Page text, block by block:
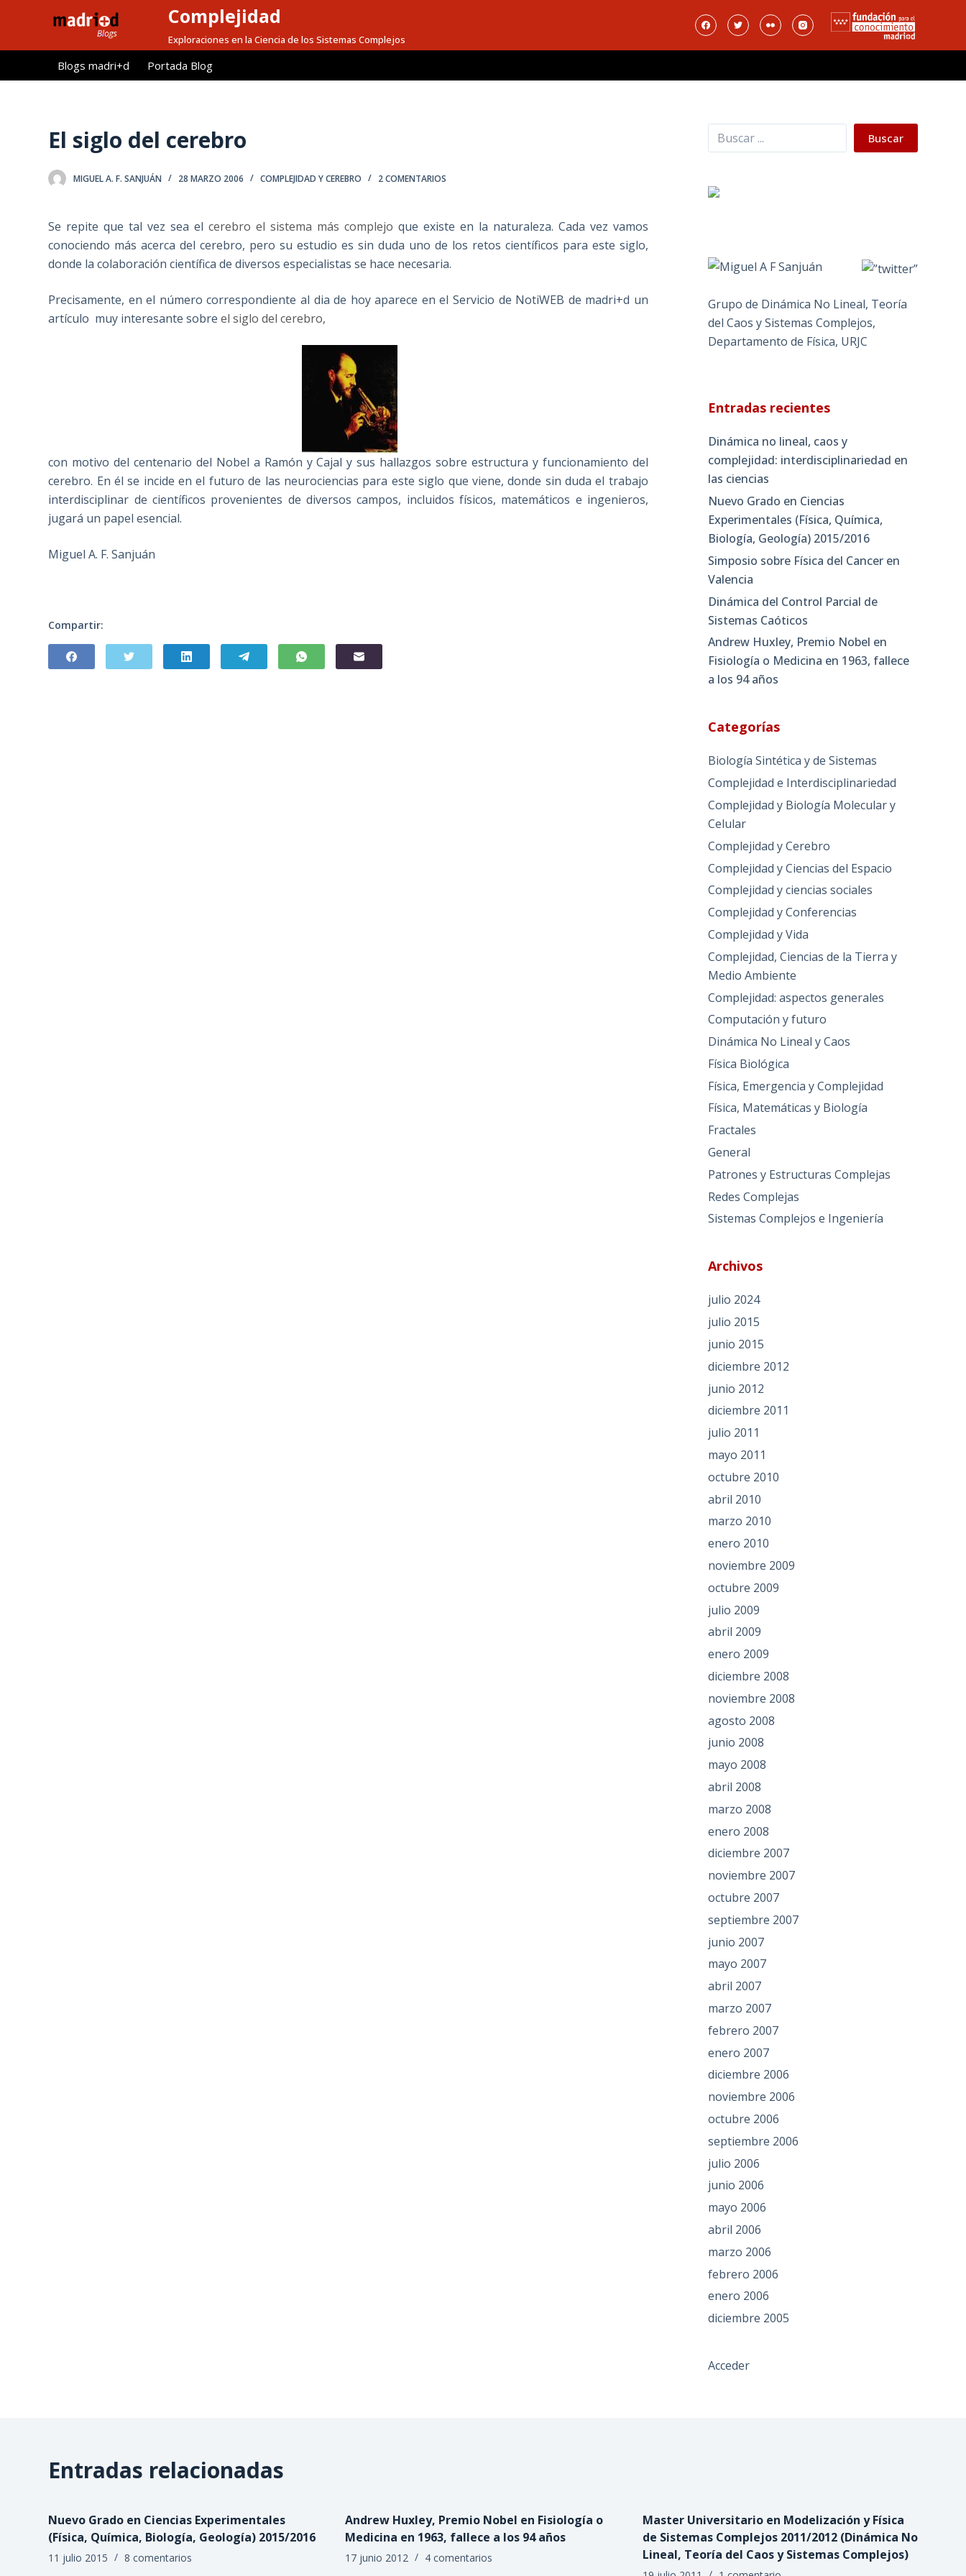
l
Complejidad
Exploraciones en la Ciencia de los Sistemas Complejos
Blogs madri+d Portada Blog
El siglo del cerebro
MIGUEL A. F. SANJUÁN 28 MARZO 2006 COMPLEJIDAD Y CEREBRO 2 COMENTARIOS
Se repite que tal vez sea elcerebro el sistema más complejo que existe en la naturaleza. Cada vez vamos
conociendo más acerca del cerebro, pero su estudio es sin duda uno de los retos científicos para este siglo,
donde la colaboración científica de diversos especialistas se hace necesaria.
Precisamente, en el número correspondiente al dia de hoy aparece en el Servicio de NotiWEB de madri+d un
artículo muy interesante sobreel siglo del cerebro,
con motivo del centenario del Nobel a Ramón y Cajal y sus hallazgos sobre estructura y funcionamiento del
cerebro. En él se incide en el futuro de las neurociencias para este siglo que viene, donde sin duda el trabajo
interdisciplinar de científicos provenientes de diversos campos, incluidos físicos, matemáticos e ingenieros,
jugará un papel esencial.
Miguel A. F. Sanjuán
Compartir:
Buscar Buscar
Grupo de Dinámica No Lineal, Teoría
del Caos y Sistemas Complejos,
Departamento de Física, URJC
Entradas recientes
Dinámica no lineal, caos y
complejidad: interdisciplinariedad en
las ciencias
Nuevo Grado en Ciencias
Experimentales (Física, Química,
Biología, Geología) 2015/2016
Simposio sobre Física del Cancer en
Valencia
Dinámica del Control Parcial de
Sistemas Caóticos
Andrew Huxley, Premio Nobel en
Fisiología o Medicina en 1963, fallece
a los 94 años
Categorías
Biología Sintética y de Sistemas
Complejidad e Interdisciplinariedad
Complejidad y Biología Molecular y
Celular
Complejidad y Cerebro
Complejidad y Ciencias del Espacio
Complejidad y ciencias sociales
Complejidad y Conferencias
Complejidad y Vida
Complejidad, Ciencias de la Tierra y
Medio Ambiente
Complejidad: aspectos generales
Computación y futuro
Dinámica No Lineal y Caos
Física Biológica
Física, Emergencia y Complejidad
Física, Matemáticas y Biología
Fractales
General
Patrones y Estructuras Complejas
Redes Complejas
Sistemas Complejos e Ingeniería
Archivos
julio 2024
julio 2015
junio 2015
diciembre 2012
junio 2012
diciembre 2011
julio 2011
mayo 2011
octubre 2010
abril 2010
marzo 2010
enero 2010
noviembre 2009
octubre 2009
julio 2009
abril 2009
enero 2009
diciembre 2008
noviembre 2008
agosto 2008
junio 2008
mayo 2008
abril 2008
marzo 2008
enero 2008
diciembre 2007
noviembre 2007
octubre 2007
septiembre 2007
junio 2007
mayo 2007
abril 2007
marzo 2007
febrero 2007
enero 2007
diciembre 2006
noviembre 2006
octubre 2006
septiembre 2006
julio 2006
junio 2006
mayo 2006
abril 2006
marzo 2006
febrero 2006
enero 2006
diciembre 2005
Acceder
Entradas relacionadas
Nuevo Grado en Ciencias Experimentales
(Física, Química, Biología, Geología) 2015/2016
11 julio 2015 8 comentarios
Andrew Huxley, Premio Nobel en Fisiología o
Medicina en 1963, fallece a los 94 años
17 junio 2012 4 comentarios
Master Universitario en Modelización y Física
de Sistemas Complejos 2011/2012 (Dinámica No
Lineal, Teoría del Caos y Sistemas Complejos)